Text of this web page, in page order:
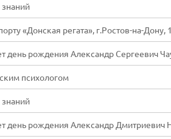
«Донская регата», г.Ростов-на-Дону,
день рождения Александр Сергеевич
психологом
день рождения Александр Дмитриевич